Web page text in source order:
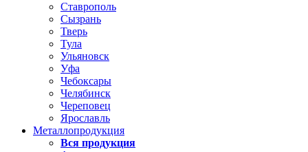
Ставрополь
Сызрань
Тверь
Тула
Ульяновск
Уфа
Чебоксары
Челябинск
Череповец
Ярославль
Металлопродукция
Вся продукция